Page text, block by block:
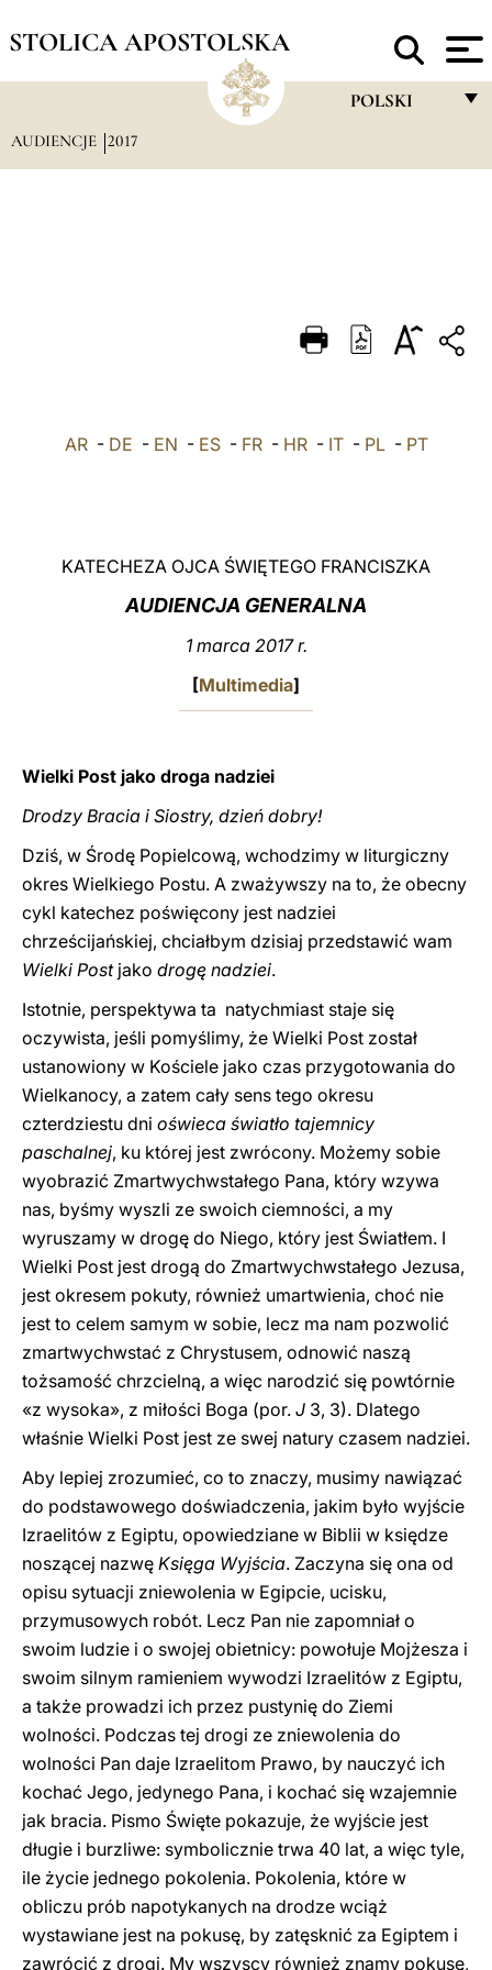
STOLICA APOSTOLSKA
POLSKI
DEUTSCH
العربيّة
AUDIENCJE 2017
AR- DE - EN - ES- FR- HR- IT- PL- PT
KATECHEZA OJCA ŚWIĘTEGO FRANCISZKA
AUDIENCJA GENERALNA
1 marca 2017 r.
[Multimedia]
Wielki Post jako droga nadziei
Drodzy Bracia i Siostry, dzień dobry!
Dziś, w Środę Popielcową, wchodzimy w liturgiczny
okres Wielkiego Postu. A zważywszy na to, że obecny
cykl katechez poświęcony jest nadziei
chrześcijańskiej, chciałbym dzisiaj przedstawić wam
Wielki Postjako drogę nadziei.
Istotnie, perspektywa ta natychmiast staje się
oczywista, jeśli pomyślimy, że Wielki Post został
ustanowiony w Kościele jako czas przygotowania do
Wielkanocy, a zatem cały sens tego okresu
czterdziestu dni oświeca światło tajemnicy
paschalnej, ku której jest zwrócony. Możemy sobie
wyobrazić Zmartwychwstałego Pana, który wzywa
nas, byśmy wyszli ze swoich ciemności, a my
wyruszamy w drogę do Niego, który jest Światłem. I
Wielki Post jest drogą do Zmartwychwstałego Jezusa,
jest okresem pokuty, również umartwienia, choć nie
jest to celem samym w sobie, lecz ma nam pozwolić
zmartwychwstać z Chrystusem, odnowić naszą
tożsamość chrzcielną, a więc narodzić się powtórnie
«z wysoka», z miłości Boga (por. J 3, 3). Dlatego
właśnie Wielki Post jest ze swej natury czasem nadziei.
Aby lepiej zrozumieć, co to znaczy, musimy nawiązać
do podstawowego doświadczenia, jakim było wyjście
Izraelitów z Egiptu, opowiedziane w Biblii w księdze
noszącej nazwę Księga Wyjścia. Zaczyna się ona od
opisu sytuacji zniewolenia w Egipcie, ucisku,
przymusowych robót. Lecz Pan nie zapomniał o
swoim ludzie i o swojej obietnicy: powołuje Mojżesza i
swoim silnym ramieniem wywodzi Izraelitów z Egiptu,
a także prowadzi ich przez pustynię do Ziemi
wolności. Podczas tej drogi ze zniewolenia do
wolności Pan daje Izraelitom Prawo, by nauczyć ich
kochać Jego, jedynego Pana, i kochać się wzajemnie
jak bracia. Pismo Święte pokazuje, że wyjście jest
długie i burzliwe: symbolicznie trwa 40 lat, a więc tyle,
ile życie jednego pokolenia. Pokolenia, które w
obliczu prób napotykanych na drodze wciąż
wystawiane jest na pokusę, by zatęsknić za Egiptem i
zawrócić z drogi. My wszyscy również znamy pokusę,